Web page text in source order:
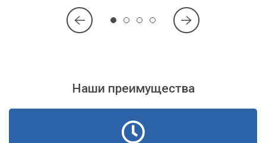
Диагностика и определение типа угрозы
Прежде всего, мы проводим глубокую диагностику,
проникновения.
Удаление на низком уровне
Для буткитов это означает работу с загрузочной областью
Наши преимущества